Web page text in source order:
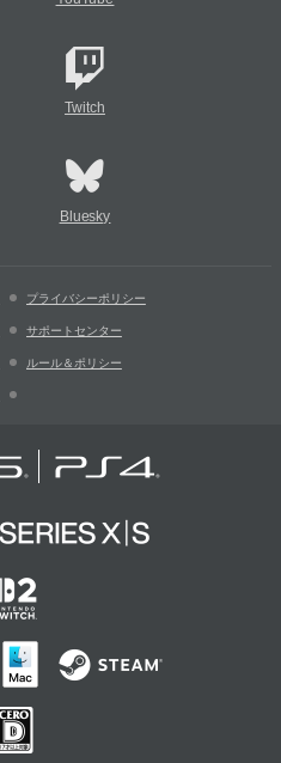
Twitch
Bluesky
プライバシーポリシー
サポートセンター
ルール＆ポリシー